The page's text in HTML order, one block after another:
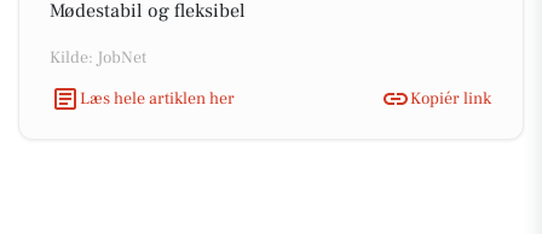
Mødestabil og fleksibel
Kilde: JobNet
Læs hele artiklen her
Kopiér link